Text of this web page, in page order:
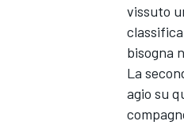
vissuto
bisogna
La
agio su